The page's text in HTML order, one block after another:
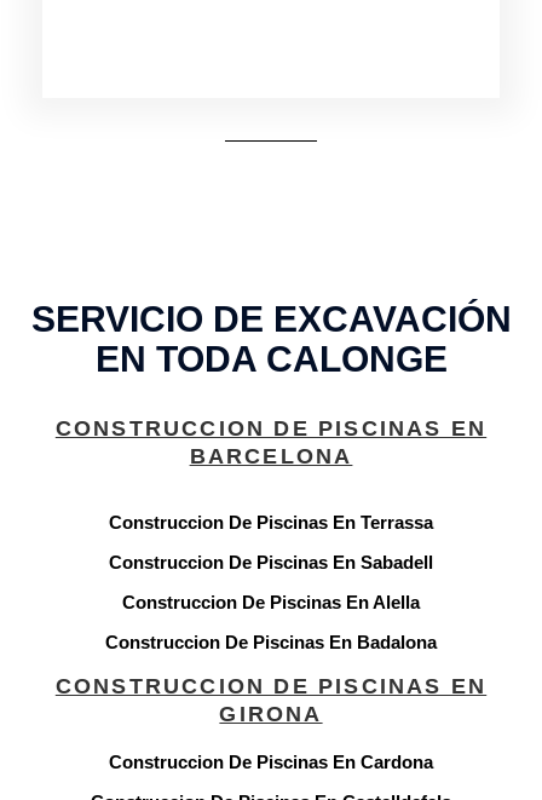
SERVICIO DE EXCAVACIÓN
EN TODA CALONGE
CONSTRUCCION DE PISCINAS EN
BARCELONA
Construccion De Piscinas En Terrassa
Construccion De Piscinas En Sabadell
Construccion De Piscinas En Alella
Construccion De Piscinas En Badalona
CONSTRUCCION DE PISCINAS EN
GIRONA
Construccion De Piscinas En Cardona